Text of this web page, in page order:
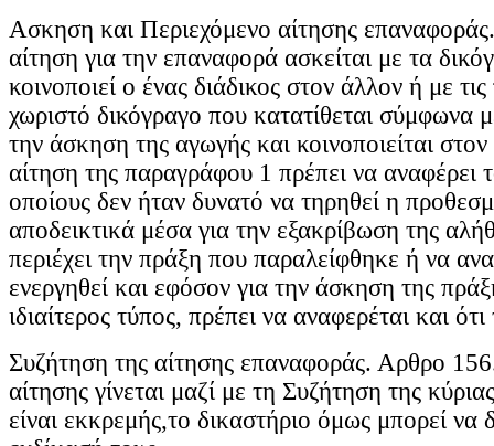
Ασκηση και Περιεχόμενο αίτησης
αίτηση για την επαναφορά ασκείται με τα
κοινοποιεί ο ένας διάδικος στον άλλον ή με
χωριστό δικόγραγο που κατατίθεται σύμφωνα
την άσκηση της αγωγής και κοινοποιείται
αίτηση της παραγράφου 1 πρέπει να αναφέρει
οποίους δεν ήταν δυνατό να τηρηθεί η
αποδεικτικά μέσα για την εξακρίβωση της
περιέχει την πράξη που παραλείφθηκε ή να
ενεργηθεί και εφόσον για την άσκηση της
ιδιαίτερος τύπος, πρέπει να αναφερέται και
Συζήτηση της αίτησης επαναφοράς. Αρθρο
αίτησης γίνεται μαζί με τη Συζήτηση της
είναι εκκρεμής,το δικαστήριο όμως μπορεί να